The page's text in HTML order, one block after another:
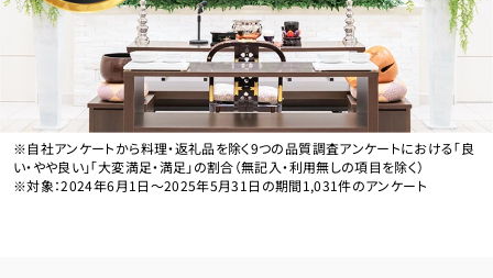
※自社アンケートから料理・返礼品を除く9つの品質調査アンケートにおける「良
い・やや良い」「大変満足・満足」の割合（無記入・利用無しの項目を除く）
※対象：2024年6月1日〜2025年5月31日の期間1,031件のアンケート